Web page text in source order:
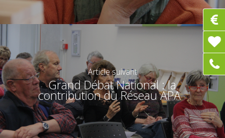
Article suivant
Grand Débat National : la
contribution du Réseau APA